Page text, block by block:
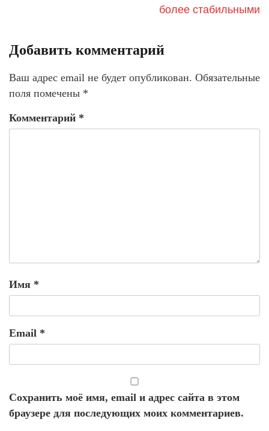
более стабильными
Добавить комментарий
Ваш адрес email не будет опубликован. Обязательные
поля помечены *
Комментарий *
Имя *
Email *
Сохранить моё имя, email и адрес сайта в этом
браузере для последующих моих комментариев.